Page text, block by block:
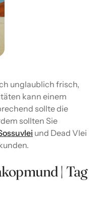
unglaublich frisch,
kann einem
sollte die
sollten Sie
und Dead Vlei
| Tag